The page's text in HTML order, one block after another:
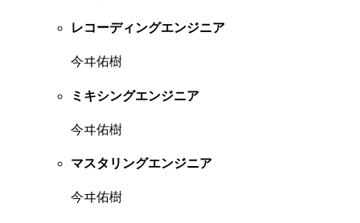
レコーディングエンジニア
今ヰ佑樹
ミキシングエンジニア
今ヰ佑樹
マスタリングエンジニア
今ヰ佑樹